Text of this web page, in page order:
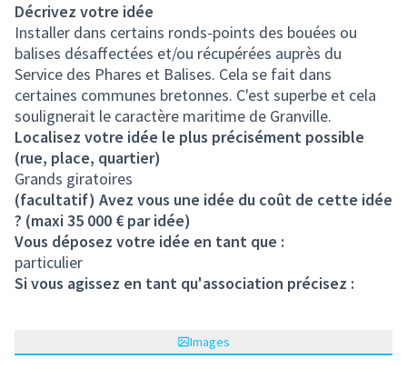
Décrivez votre idée
Installer dans certains ronds-points des bouées ou
balises désaffectées et/ou récupérées auprès du
Service des Phares et Balises. Cela se fait dans
certaines communes bretonnes. C'est superbe et cela
soulignerait le caractère maritime de Granville.
Localisez votre idée le plus précisément possible
(rue, place, quartier)
Grands giratoires
(facultatif) Avez vous une idée du coût de cette idée
? (maxi 35 000 € par idée)
Vous déposez votre idée en tant que :
particulier
Si vous agissez en tant qu'association précisez :
Images